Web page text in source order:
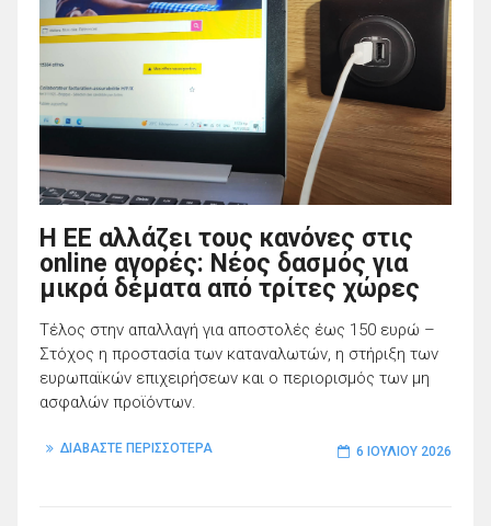
Η ΕΕ αλλάζει τους κανόνες στις
online αγορές: Νέος δασμός για
μικρά δέματα από τρίτες χώρες
Τέλος στην απαλλαγή για αποστολές έως 150 ευρώ –
Στόχος η προστασία των καταναλωτών, η στήριξη των
ευρωπαϊκών επιχειρήσεων και ο περιορισμός των μη
ασφαλών προϊόντων.
ΔΙΑΒΑΣΤΕ ΠΕΡΙΣΣΟΤΕΡΑ 6 ΙΟΥΛΊΟΥ 2026